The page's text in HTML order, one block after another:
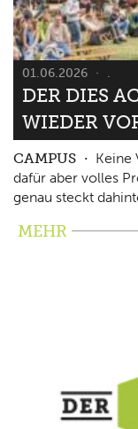
01.06.2026 .
DER DIES
WIEDER
CAMPUS
Keine
dafür aber volles
genau steckt
MEHR